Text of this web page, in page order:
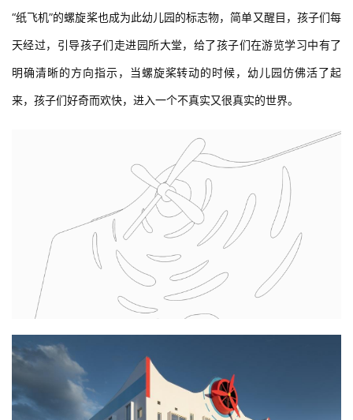
“纸飞机”的螺旋桨也成为此幼儿园的标志物，简单又醒目，孩子们每
天经过，引导孩子们走进园所大堂，给了孩子们在游览学习中有了
明确清晰的方向指示，当螺旋桨转动的时候，幼儿园仿佛活了起
来，孩子们好奇而欢快，进入一个不真实又很真实的世界。